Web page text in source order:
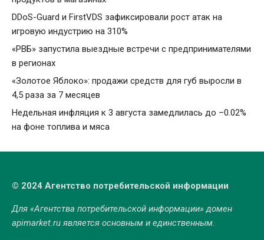
DDoS-Guard и FirstVDS зафиксировали рост атак на
игровую индустрию на 310%
«РВБ» запустила выездные встречи с предпринимателями
в регионах
«Золотое Яблоко»: продажи средств для губ выросли в
4,5 раза за 7 месяцев
Недельная инфляция к 3 августа замедлилась до –0.02%
на фоне топлива и мяса
© 2024 Агентство потребительской информации
Для «Агентства потребительской информации» домен
apimarket.ruявляется основным и единственным.